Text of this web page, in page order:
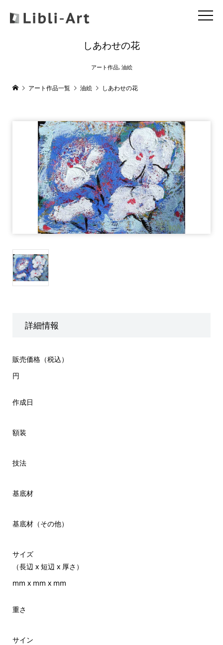
しあわせの花
アート作品, 油絵
アート作品一覧 油絵 しあわせの花
詳細情報
販売価格（税込）
円
作成日
額装
技法
基底材
基底材（その他）
サイズ
（長辺 x 短辺 x 厚さ）
mm x mm x mm
重さ
サイン